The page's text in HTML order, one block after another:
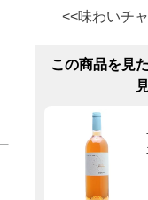
<<味わいチ
この商品を見